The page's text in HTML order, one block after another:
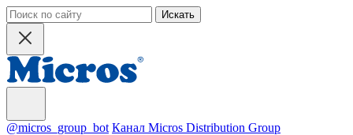
Искать
@micros_group_bot Канал Micros Distribution Group